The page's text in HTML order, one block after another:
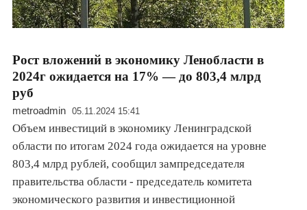
Рост вложений в экономику Ленобласти в
2024г ожидается на 17% — до 803,4 млрд
руб
metroadmin 05.11.2024 15:41
Объем инвестиций в экономику Ленинградской
области по итогам 2024 года ожидается на уровне
803,4 млрд рублей, сообщил зампредседателя
правительства области - председатель комитета
экономического развития и инвестиционной